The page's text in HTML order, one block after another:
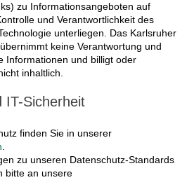
zu Informationsangeboten auf
und Verantwortlichkeit des
unterliegen. Das Karlsruher
keine Verantwortung und
Informationen und billigt oder
inhaltlich.
IT-Sicherheit
finden Sie in unserer
.
zu unseren Datenschutz-Standards
bitte an unsere